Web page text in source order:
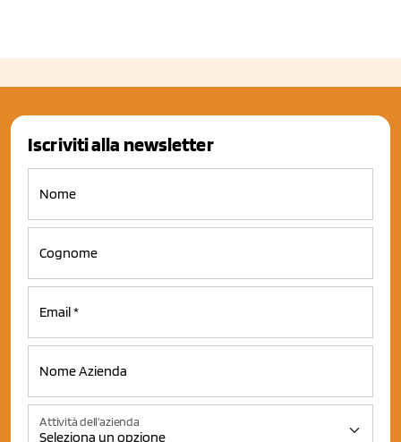
Iscriviti alla newsletter
Attività dell'azienda